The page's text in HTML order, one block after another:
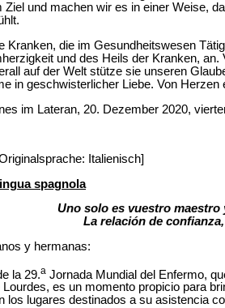
Ziel und machen wir es in einer Weise,
Kranken, die im Gesundheitswesen
und des Heils der Kranken,
auf der Welt stütze sie unseren
in geschwisterlicher Liebe. Von Herzen
im Lateran, 20. Dezember 2020,
Italienisch]
spagnola
Uno solo es vuestro
La relación de
y hermanas:
la 29.a Jornada Mundial del Enfermo,
es un momento propicio para
los lugares destinados a su asistencia